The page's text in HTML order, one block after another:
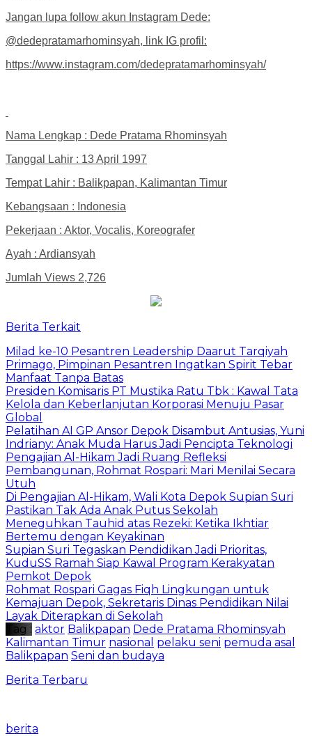
Jangan lupa follow akun Instagram Dede:
@dedepratamarhominsyah, link IG profil:
https://www.instagram.com/dedepratamarhominsyah/
Nama Lengkap : Dede Pratama Rhominsyah
Tanggal Lahir : 13 April 1997
Tempat Lahir : Balikpapan, Kalimantan Timur
Kebangsaan : Indonesia
Pekerjaan : Aktor, Vocalis, Koreografer
Ayah : Ardiansyah
Jumlah Views 2,726
Berita Terkait
Milad ke-10 Pesantren Leadership Daarut Tarqiyah
Primago, Pimpinan Pesantren Ingatkan Spirit Tebar
Manfaat Tanpa Batas
Presiden Komisaris PT Mustika Ratu Tbk : Kawal Tata
Kelola dan Keberlanjutan Korporasi Menuju Pasar
Global
Pelatihan AI GP Ansor Depok Disambut Antusias, Yuni
Indriany: Anak Muda Harus Jadi Pencipta Teknologi
Pengajian Al-Hikam Jadi Ruang Refleksi
Pembangunan, Rohmat Rospari: Mari Menilai Secara
Utuh
Di Pengajian Al-Hikam, Wali Kota Depok Supian Suri
Pastikan Tak Ada Anak Putus Sekolah
Meneguhkan Tauhid atas Rezeki: Ketika Ikhtiar
Bertemu dengan Keyakinan
Supian Suri Tegaskan Pendidikan Jadi Prioritas,
KuduSS Ramah Siap Kawal Program Kerakyatan
Pemkot Depok
Rohmat Rospari Gagas Fiqh Lingkungan untuk
Kemajuan Depok, Sekretaris Dinas Pendidikan Nilai
Layak Diterapkan di Sekolah
Tag : aktor Balikpapan Dede Pratama Rhominsyah
Kalimantan Timur nasional pelaku seni pemuda asal
Balikpapan Seni dan budaya
Berita Terbaru
berita